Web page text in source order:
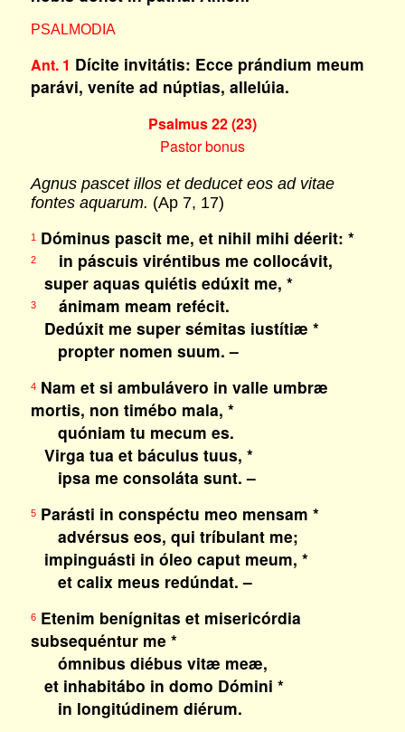
PSALMODIA
Ant. 1 Dícite invitátis: Ecce prándium meum
parávi, veníte ad núptias, allelúia.
Psalmus 22 (23)
Pastor bonus
Agnus pascet illos et deducet eos ad vitae
fontes aquarum. (Ap 7, 17)
1Dóminus pascit me, et nihil mihi déerit: *
2in páscuis viréntibus me collocávit,
super aquas quiétis edúxit me, *
3ánimam meam refécit.
Dedúxit me super sémitas iustítiæ *
propter nomen suum. –
4Nam et si ambulávero in valle umbræ
mortis, non timébo mala, *
quóniam tu mecum es.
Virga tua et báculus tuus, *
ipsa me consoláta sunt. –
5Parásti in conspéctu meo mensam *
advérsus eos, qui tríbulant me;
impinguásti in óleo caput meum, *
et calix meus redúndat. –
6Etenim benígnitas et misericórdia
subsequéntur me *
ómnibus diébus vitæ meæ,
et inhabitábo in domo Dómini *
in longitúdinem diérum.